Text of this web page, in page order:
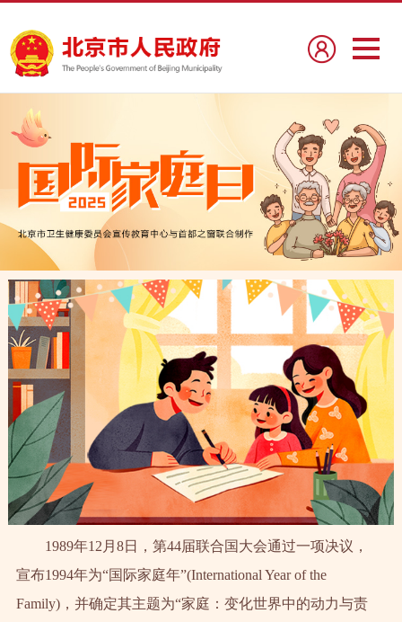
1989年12月8日，第44届联合国大会通过一项决议，
宣布1994年为“国际家庭年”(International Year of the
Family)，并确定其主题为“家庭：变化世界中的动力与责